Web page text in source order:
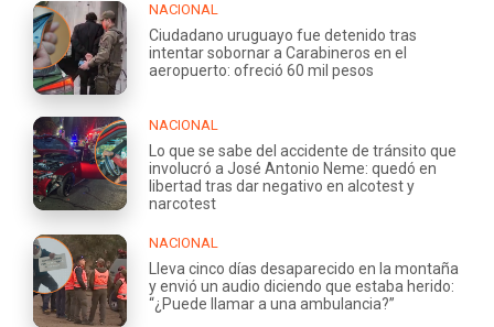
NACIONAL
Ciudadano uruguayo fue detenido tras
intentar sobornar a Carabineros en el
aeropuerto: ofreció 60 mil pesos
NACIONAL
Lo que se sabe del accidente de tránsito que
involucró a José Antonio Neme: quedó en
libertad tras dar negativo en alcotest y
narcotest
NACIONAL
Lleva cinco días desaparecido en la montaña
y envió un audio diciendo que estaba herido:
“¿Puede llamar a una ambulancia?”